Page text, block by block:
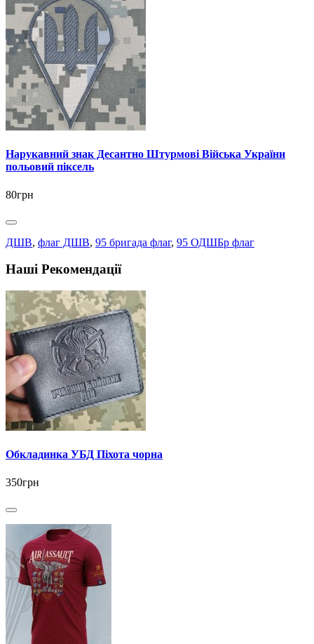
Нарукавний знак Десантно Штурмові Війська України
польовий піксель
80грн
ДШВ, флаг ДШВ, 95 бригада флаг, 95 ОДШБр флаг
Наші Рекомендації
Обкладинка УБД Піхота чорна
350грн